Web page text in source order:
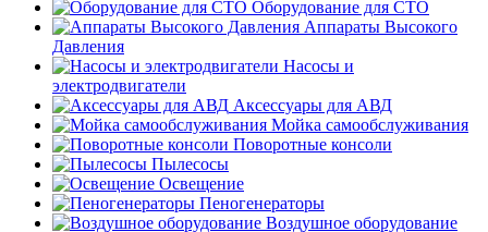
Оборудование для СТО
Аппараты Высокого
Давления
Насосы и
электродвигатели
Аксессуары для АВД
Мойка самообслуживания
Поворотные консоли
Пылесосы
Освещение
Пеногенераторы
Воздушное оборудование